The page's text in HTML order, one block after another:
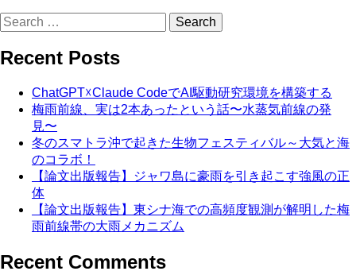
Search
for:
Recent Posts
ChatGPT☓Claude CodeでAI駆動研究環境を構築する
梅雨前線、実は2本あったという話〜水蒸気前線の発
見〜
冬のスマトラ沖で起きた生物フェスティバル～大気と海
のコラボ！
【論文出版報告】ジャワ島に豪雨を引き起こす強風の正
体
【論文出版報告】東シナ海での高頻度観測が解明した梅
雨前線帯の大雨メカニズム
Recent Comments